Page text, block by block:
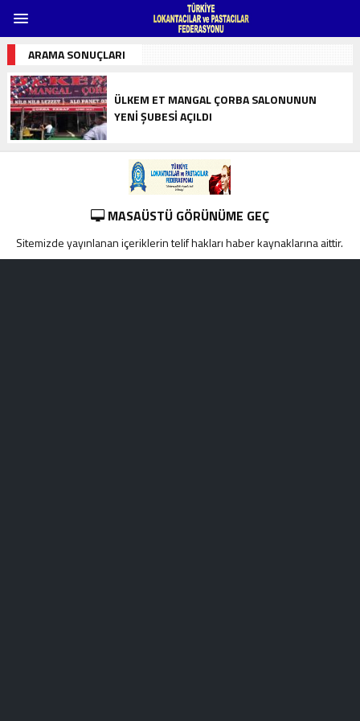
ARAMA SONUÇLARI
ÜLKEM ET MANGAL ÇORBA SALONUNUN
YENI ŞUBESI AÇILDI
MASAÜSTÜ GÖRÜNÜME GEÇ
Sitemizde yayınlanan içeriklerin telif hakları haber kaynaklarına aittir.